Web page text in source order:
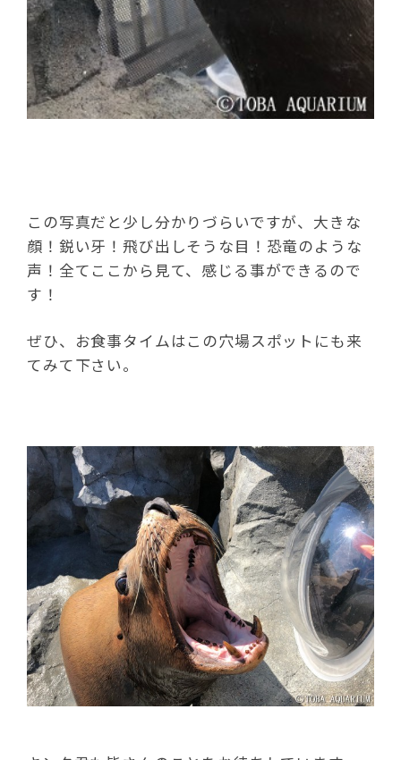
この写真だと少し分かりづらいですが、大きな
顔！鋭い牙！飛び出しそうな目！恐竜のような
声！全てここから見て、感じる事ができるので
す！
ぜひ、お食事タイムはこの穴場スポットにも来
てみて下さい。